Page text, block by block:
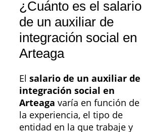
¿Cuánto es el salario
de un auxiliar de
integración social en
Arteaga
El salario de un auxiliar de
integración social en
Arteaga varía en función de
la experiencia, el tipo de
entidad en la que trabaje y